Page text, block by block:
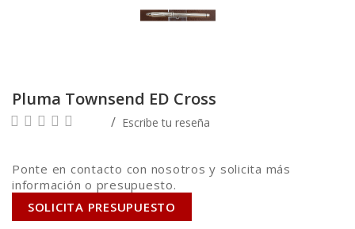
Pluma Townsend ED Cross
Escribe tu reseña
Ponte en contacto con nosotros y solicita más
información o presupuesto.
SOLICITA PRESUPUESTO